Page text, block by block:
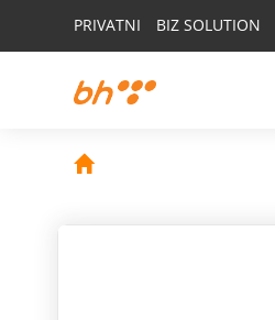
PRIVATNI BIZ SOLUTION